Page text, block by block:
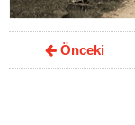
Önceki